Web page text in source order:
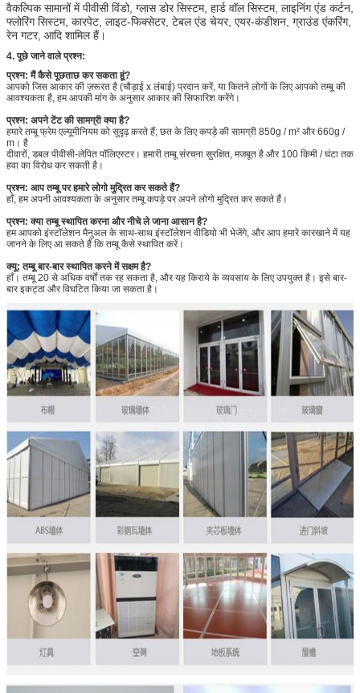
वैकल्पिक सामानों में पीवीसी विंडो, ग्लास डोर सिस्टम, हार्ड वॉल सिस्टम, लाइनिंग एंड कर्टन,
फ्लोरिंग सिस्टम, कारपेट, लाइट-फिक्सेटर, टेबल एंड चेयर, एयर-कंडीशन, ग्राउंड एंकरिंग,
रेन गटर, आदि शामिल हैं।
4. पूछे जाने वाले प्रश्न:
प्रश्न: मैं कैसे पूछताछ कर सकता हूं?
आपको जिस आकार की ज़रूरत है (चौड़ाई x लंबाई) प्रदान करें, या कितने लोगों के लिए आपको तम्बू की
आवश्यकता है, हम आपकी मांग के अनुसार आकार की सिफारिश करेंगे।
प्रश्न: अपने टेंट की सामग्री क्या है?
हमारे तम्बू फ्रेम एल्यूमीनियम को सुदृढ़ करते हैं; छत के लिए कपड़े की सामग्री 850g / m² और 660g /
m। है
दीवारों, डबल पीवीसी-लेपित पॉलिएस्टर। हमारी तम्बू संरचना सुरक्षित, मजबूत है और 100 किमी / घंटा तक
हवा का विरोध कर सकती है।
प्रश्न: आप तम्बू पर हमारे लोगो मुद्रित कर सकते हैं?
हाँ, हम अपनी आवश्यकता के अनुसार तम्बू कपड़े पर अपने लोगो मुद्रित कर सकते हैं।
प्रश्न: क्या तम्बू स्थापित करना और नीचे ले जाना आसान है?
हम आपको इंस्टॉलेशन मैनुअल के साथ-साथ इंस्टॉलेशन वीडियो भी भेजेंगे, और आप हमारे कारखाने में यह
जानने के लिए आ सकते हैं कि तम्बू कैसे स्थापित करें।
क्यू: तम्बू बार-बार स्थापित करने में सक्षम है?
हाँ। तम्बू 20 से अधिक वर्षों तक रह सकता है, और यह किराये के व्यवसाय के लिए उपयुक्त है। इसे बार-
बार इकट्ठा और विघटित किया जा सकता है।